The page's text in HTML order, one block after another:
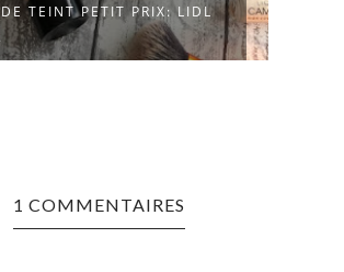
TEINT PETIT PRIX: LIDL
1 COMMENTAIRES